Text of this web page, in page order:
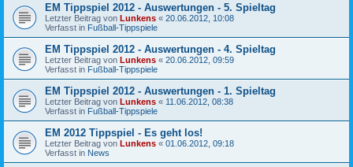
EM Tippspiel 2012 - Auswertungen - 5. Spieltag
Letzter Beitrag von Lunkens « 20.06.2012, 10:08
Verfasst in Fußball-Tippspiele
EM Tippspiel 2012 - Auswertungen - 4. Spieltag
Letzter Beitrag von Lunkens « 20.06.2012, 09:59
Verfasst in Fußball-Tippspiele
EM Tippspiel 2012 - Auswertungen - 1. Spieltag
Letzter Beitrag von Lunkens « 11.06.2012, 08:38
Verfasst in Fußball-Tippspiele
EM 2012 Tippspiel - Es geht los!
Letzter Beitrag von Lunkens « 01.06.2012, 09:18
Verfasst in News